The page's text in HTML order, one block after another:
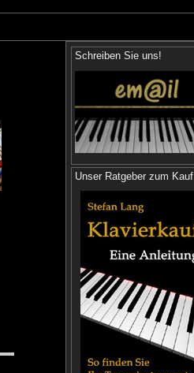
Schreiben Sie uns!
Unser Ratgeber zum Kauf